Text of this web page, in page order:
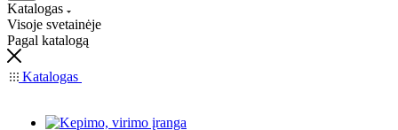
Katalogas
Visoje svetainėje
Pagal katalogą
Katalogas